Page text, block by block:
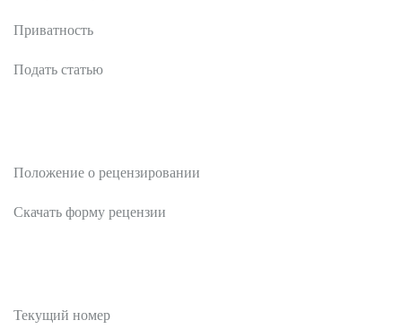
Приватность
Подать статью
Положение о рецензировании
Скачать форму рецензии
Текущий номер